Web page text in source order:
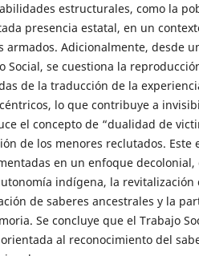
estructurales, como la
presencia estatal, en un
armados. Adicionalmente, desde
Social, se cuestiona la
de la traducción de la
lo que contribuye a
el concepto de “dualidad de
de los menores reclutados. Este
en un enfoque
indígena, la
de saberes ancestrales y la
Se concluye que el Trabajo
al reconocimiento del